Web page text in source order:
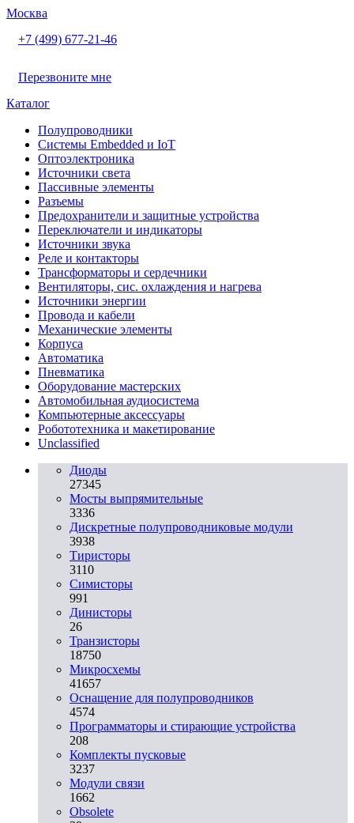
Москва
+7 (499) 677-21-46
Перезвоните мне
Каталог
Полупроводники
Системы Embedded и IoT
Oптоэлектроника
Источники света
Пассивные элементы
Разъeмы
Предохранители и защитные устройства
Переключатели и индикаторы
Источники звука
Реле и контакторы
Трансформаторы и сердечники
Вентиляторы, сис. охлаждения и нагрева
Источники энергии
Провода и кабели
Механические элементы
Корпуса
Автоматика
Пневматика
Оборудование мастерских
Автомобильная аудиосистема
Компьютерные аксессуары
Робототехника и макетирование
Unclassified
Диоды
27345
Мосты выпрямительные
3336
Дискретные полупроводниковые модули
3938
Тиристоры
3110
Симисторы
991
Динисторы
26
Транзисторы
18750
Микросхемы
41657
Оснащение для полупроводников
4574
Программаторы и стирающие устройства
208
Комплекты пусковые
3237
Модули связи
1662
Obsolete